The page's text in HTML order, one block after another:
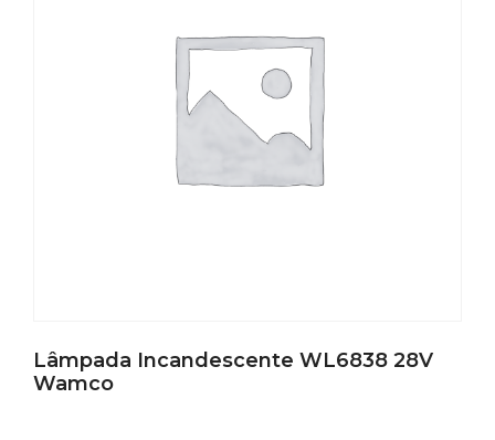
Lâmpada Incandescente WL6838 28V
Wamco